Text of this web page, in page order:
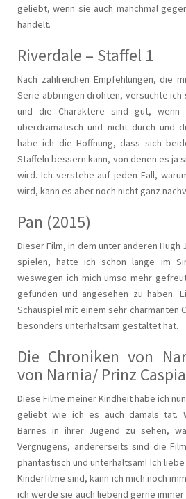
geliebt, wenn sie auch manchmal
handelt.
Riverdale – Staffel 1
Nach zahlreichen Empfehlungen, die
Serie abbringen drohten, versuchte ich
und die Charaktere sind gut, wenn
überdramatisch und nicht durch und
habe ich die Hoffnung, dass sich
Staffeln bessern kann, von denen es ja
wird. Ich verstehe auf jeden Fall,
wird, kann es aber noch nicht ganz
Pan (2015)
Dieser Film, in dem unter anderen Hugh
spielen, hatte ich schon lange im
weswegen ich mich umso mehr
gefunden und angesehen zu haben.
Schauspiel mit einem sehr charmanten
besonders unterhaltsam gestaltet hat.
Die Chroniken von
von Narnia/ Prinz
Diese Filme meiner Kindheit habe ich
geliebt wie ich es auch damals tat.
Barnes in ihrer Jugend zu sehen,
Vergnügens, andererseits sind die
phantastisch und unterhaltsam! Ich
Kinderfilme sind, kann ich mich noch
ich werde sie auch liebend gerne